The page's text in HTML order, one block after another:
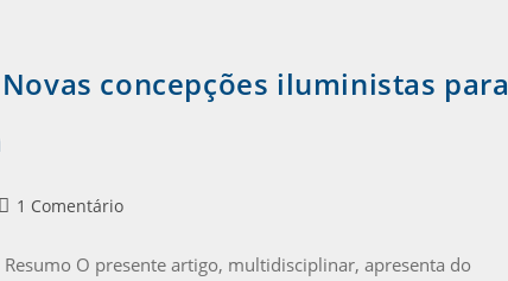
concepções iluministas para
1 Comentário
O presente artigo, multidisciplinar, apresenta do